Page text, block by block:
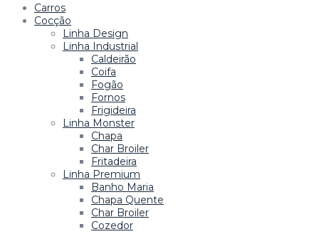
Carros
Cocção
Linha Design
Linha Industrial
Caldeirão
Coifa
Fogão
Fornos
Frigideira
Linha Monster
Chapa
Char Broiler
Fritadeira
Linha Premium
Banho Maria
Chapa Quente
Char Broiler
Cozedor